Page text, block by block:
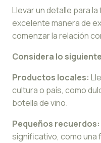
Llevar un detalle para
excelente manera de
comenzar la relación
Considera lo
Productos locales:
cultura o país, como
botella de vino.
Pequeños recuerdos:
significativo, como una